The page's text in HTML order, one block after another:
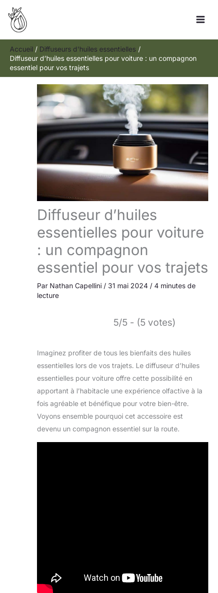
Aller
contenu
Accueil
Diffuseurs d'huiles essentielles
Diffuseur d’huiles essentielles pour voiture : un compagnon
essentiel pour vos trajets
Diffuseur d’huiles
essentielles pour voiture
: un compagnon
essentiel pour vos trajets
Par Nathan Capellini / 31 mai 2024 / 4 minutes de
lecture
5/5 - (5 votes)
Imaginez profiter de tous les bienfaits des huiles
essentielles lors de vos trajets. Le diffuseur d’huiles
essentielles pour voiture offre cette possibilité en
apportant à l’habitacle une expérience olfactive à la
fois agréable et bénéfique pour votre bien-être.
Voyons ensemble pourquoi cet accessoire est
devenu un compagnon essentiel sur la route.
Rechercher